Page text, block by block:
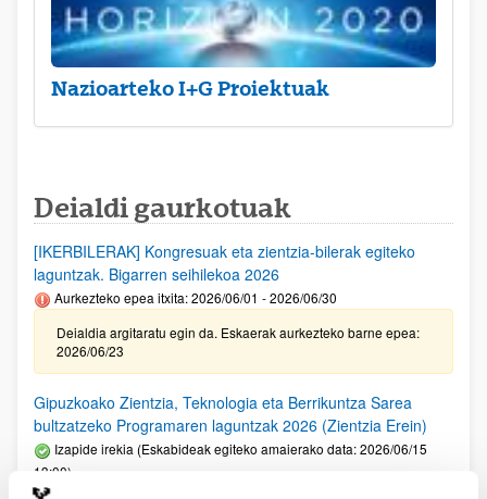
Nazioarteko I+G Proiektuak
Deialdi gaurkotuak
[IKERBILERAK] Kongresuak eta zientzia-bilerak egiteko
laguntzak. Bigarren seihilekoa 2026
Aurkezteko epea itxita: 2026/06/01 - 2026/06/30
Deialdia argitaratu egin da. Eskaerak aurkezteko barne epea:
2026/06/23
Gipuzkoako Zientzia, Teknologia eta Berrikuntza Sarea
bultzatzeko Programaren laguntzak 2026 (Zientzia Erein)
Izapide irekia (Eskabideak egiteko amaierako data: 2026/06/15
13:00)